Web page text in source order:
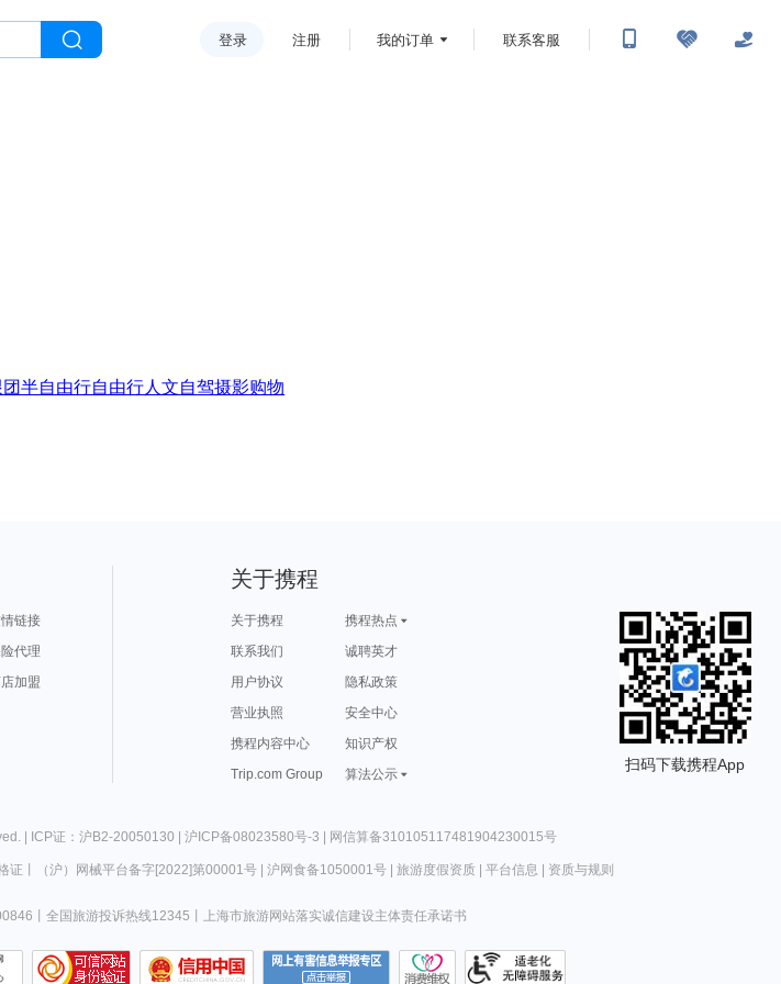
登录 注册 我的订单 联系客服
半自由行自由行人文自驾摄影购物
链接
代理
加盟
关于携程
关于携程
携程热点
联系我们
诚聘英才
用户协议
隐私政策
营业执照
安全中心
携程内容中心
知识产权
Trip.com Group
算法公示
扫码下载携程App
| ICP证：沪B2-20050130 | 沪ICP备08023580号-3 | 网信算备310105117481904230015号
证 （沪）网械平台备字[2022]第00001号| 沪网食备1050001号| 旅游度假资质| 平台信息 资质与规则
全国旅游投诉热线12345 上海市旅游网站落实诚信建设主体责任承诺书